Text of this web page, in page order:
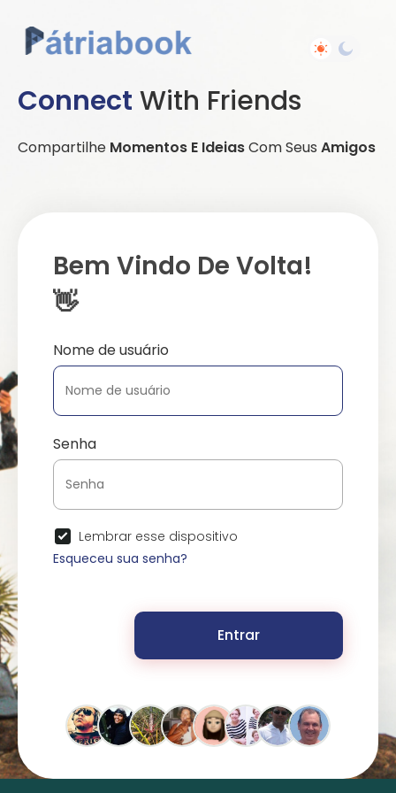
Connect With Friends
Compartilhe Momentos E IdeiasCom Seus Amigos
Bem Vindo De Volta!
👋
Nome de usuário
Senha
Lembrar esse dispositivo
Esqueceu sua senha?
Entrar